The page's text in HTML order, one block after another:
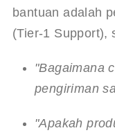
bantuan adalah
(Tier-1 Support),
"Bagaimana
pengiriman
"Apakah